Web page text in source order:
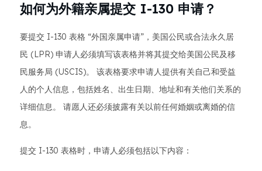
如何为外籍亲属提交 I-130 申请？
要提交 I-130 表格 “外国亲属申请”，美国公民或合法永久居
民 (LPR) 申请人必须填写该表格并将其提交给美国公民及移
民服务局 (USCIS)。 该表格要求申请人提供有关自己和受益
人的个人信息，包括姓名、出生日期、地址和有关他们关系的
详细信息。 请愿人还必须披露有关以前任何婚姻或离婚的信
息。
提交 I-130 表格时，申请人必须包括以下内容：